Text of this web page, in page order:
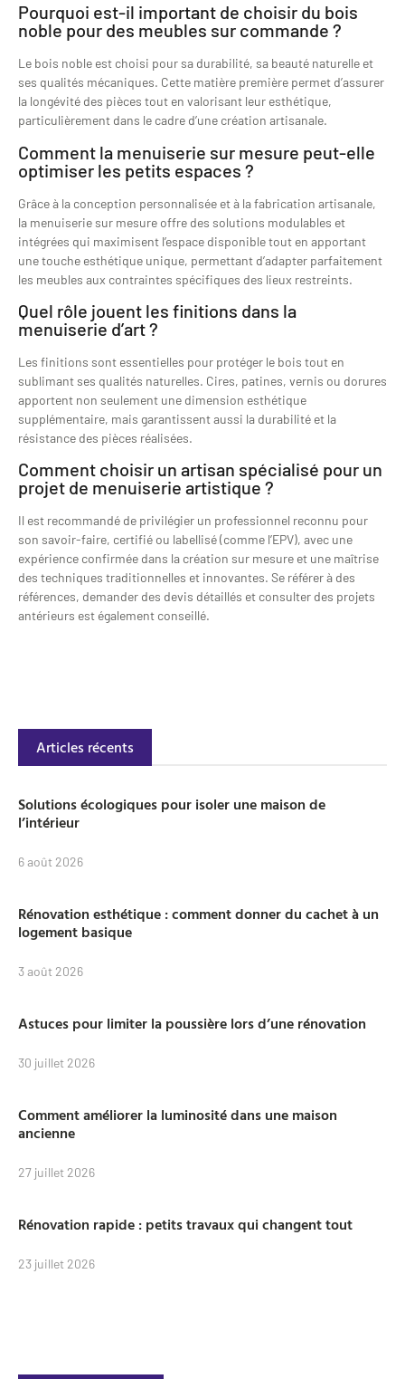
Pourquoi est-il important de choisir du bois
noble pour des meubles sur commande ?
Le bois noble est choisi pour sa durabilité, sa beauté naturelle et
ses qualités mécaniques. Cette matière première permet d’assurer
la longévité des pièces tout en valorisant leur esthétique,
particulièrement dans le cadre d’une création artisanale.
Comment la menuiserie sur mesure peut-elle
optimiser les petits espaces ?
Grâce à la conception personnalisée et à la fabrication artisanale,
la menuiserie sur mesure offre des solutions modulables et
intégrées qui maximisent l’espace disponible tout en apportant
une touche esthétique unique, permettant d’adapter parfaitement
les meubles aux contraintes spécifiques des lieux restreints.
Quel rôle jouent les finitions dans la
menuiserie d’art ?
Les finitions sont essentielles pour protéger le bois tout en
sublimant ses qualités naturelles. Cires, patines, vernis ou dorures
apportent non seulement une dimension esthétique
supplémentaire, mais garantissent aussi la durabilité et la
résistance des pièces réalisées.
Comment choisir un artisan spécialisé pour un
projet de menuiserie artistique ?
Il est recommandé de privilégier un professionnel reconnu pour
son savoir-faire, certifié ou labellisé (comme l’EPV), avec une
expérience confirmée dans la création sur mesure et une maîtrise
des techniques traditionnelles et innovantes. Se référer à des
références, demander des devis détaillés et consulter des projets
antérieurs est également conseillé.
Articles récents
Solutions écologiques pour isoler une maison de
l’intérieur
6 août 2026
Rénovation esthétique : comment donner du cachet à un
logement basique
3 août 2026
Astuces pour limiter la poussière lors d’une rénovation
30 juillet 2026
Comment améliorer la luminosité dans une maison
ancienne
27 juillet 2026
Rénovation rapide : petits travaux qui changent tout
23 juillet 2026